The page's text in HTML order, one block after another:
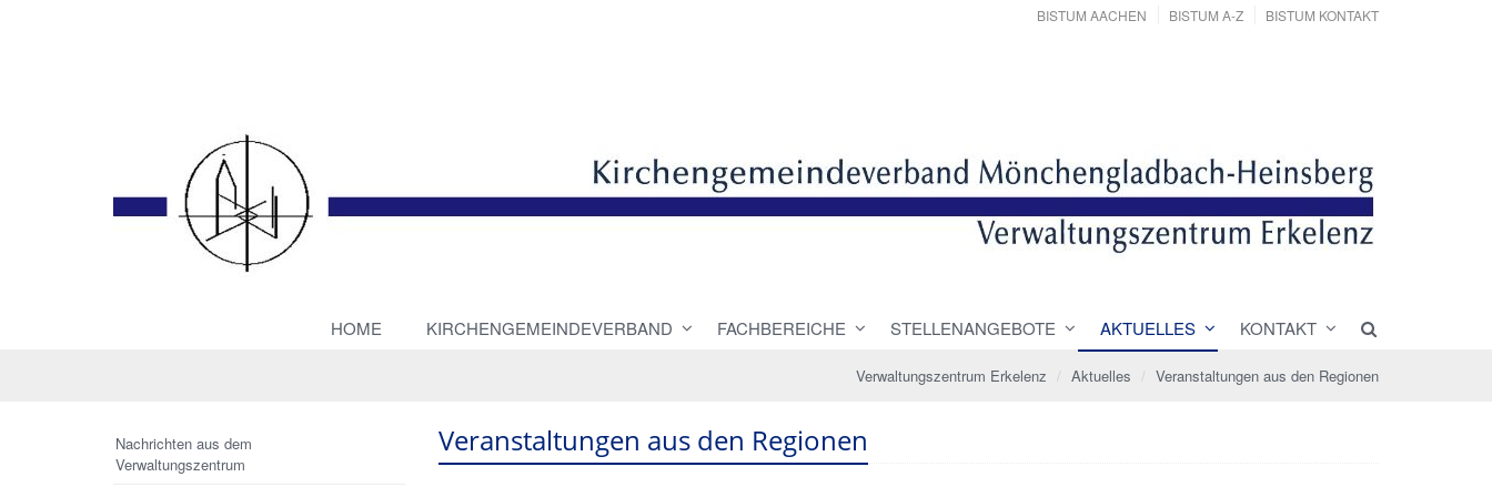
BISTUM AACHEN BISTUM A-Z BISTUM KONTAKT
HOME KIRCHENGEMEINDEVERBAND FACHBEREICHE STELLENANGEBOTE AKTUELLES KONTAKT
Verwaltungszentrum Erkelenz Aktuelles Veranstaltungen aus den Regionen
Veranstaltungen aus den Regionen
Nachrichten aus dem
Verwaltungszentrum